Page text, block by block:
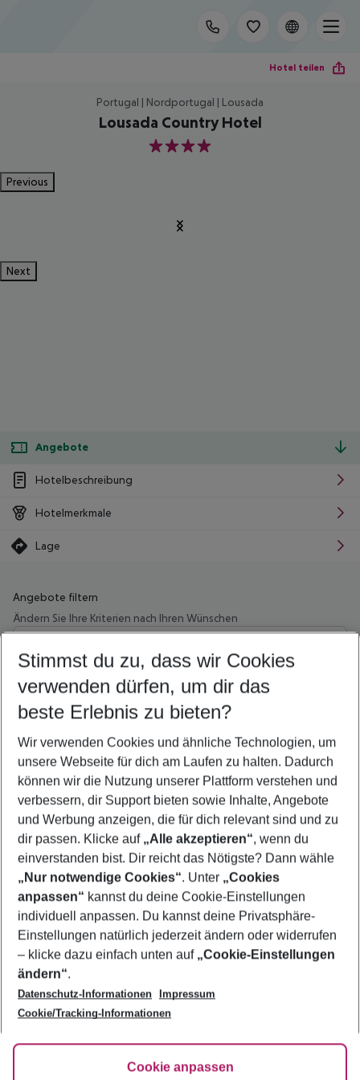
Hotel teilen
Portugal | Nordportugal | Lousada
Lousada Country Hotel
4
Previous
Next
Angebote
Hotelbeschreibung
Hotelmerkmale
Lage
Angebote filtern
Ändern Sie Ihre Kriterien nach Ihren Wünschen
Wähle deinen Abflughafen
Beliebiger Abflughafen
Wähle deinen Reisezeitraum
5-8 Nächte
2 Erwachsene Keine Kinder
Mehr Filter anzeigen
Footer
Footer navigation
Über uns
AGB
Bestpreisgarantie
Cookie-Einstellungen ändern
Cookie-Richtlinie
Agenturbetreuung
Barrierefreies Reisen
FAQ
HanseMerkur Reiseversicherung
Folge uns
Stimmst du zu, dass wir Cookies
verwenden dürfen, um dir das
beste Erlebnis zu bieten?
Wir verwenden Cookies und ähnliche Technologien, um
unsere Webseite für dich am Laufen zu halten. Dadurch
können wir die Nutzung unserer Plattform verstehen und
verbessern, dir Support bieten sowie Inhalte, Angebote
und Werbung anzeigen, die für dich relevant sind und zu
dir passen. Klicke auf „Alle akzeptieren“, wenn du
einverstanden bist. Dir reicht das Nötigste? Dann wähle
„Nur notwendige Cookies“. Unter „Cookies
anpassen“ kannst du deine Cookie-Einstellungen
individuell anpassen. Du kannst deine Privatsphäre-
Einstellungen natürlich jederzeit ändern oder widerrufen
– klicke dazu einfach unten auf „Cookie-Einstellungen
ändern“.
Datenschutz-Informationen
Impressum
Cookie/Tracking-Informationen
Cookie anpassen